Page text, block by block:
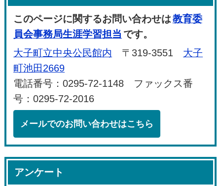
このページに関するお問い合わせは教育委
員会事務局生涯学習担当 です。
大子町立中央公民館内 〒319-3551 大子
町池田2669
電話番号：0295-72-1148 ファックス番
号：0295-72-2016
メールでのお問い合わせはこちら
アンケート